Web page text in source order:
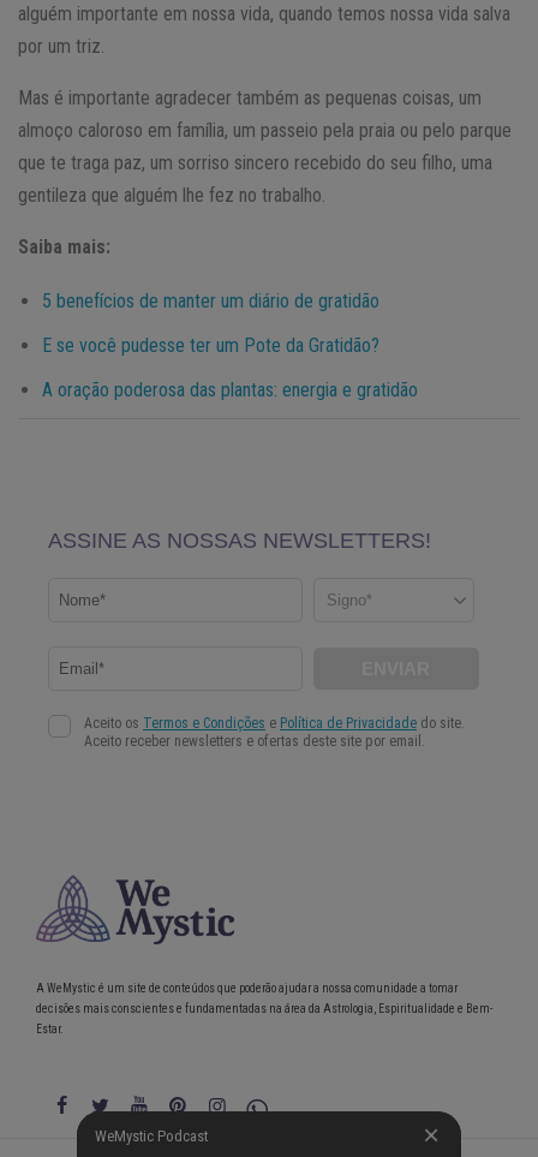
alguém importante em nossa vida, quando temos nossa vida salva
por um triz.
Mas é importante agradecer também as pequenas coisas, um
almoço caloroso em família, um passeio pela praia ou pelo parque
que te traga paz, um sorriso sincero recebido do seu filho, uma
gentileza que alguém lhe fez no trabalho.
Saiba mais:
5 benefícios de manter um diário de gratidão
E se você pudesse ter um Pote da Gratidão?
A oração poderosa das plantas: energia e gratidão
WeMystic Podcast
A WeMystic é um site de conteúdos que poderão ajudar a nossa comunidade a tomar
decisões mais conscientes e fundamentadas na área da Astrologia, Espiritualidade e Bem-
Estar.
WeMystic Podcast